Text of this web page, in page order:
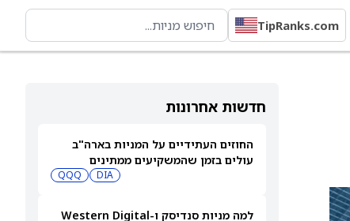
TipRanks.com
חדשות אחרונות
החוזים העתידיים על המניות בארה"ב
עולים בזמן שהמשקיעים ממתינים
DIA
QQQ
למה מניות סנדיסק ו-Western Digital